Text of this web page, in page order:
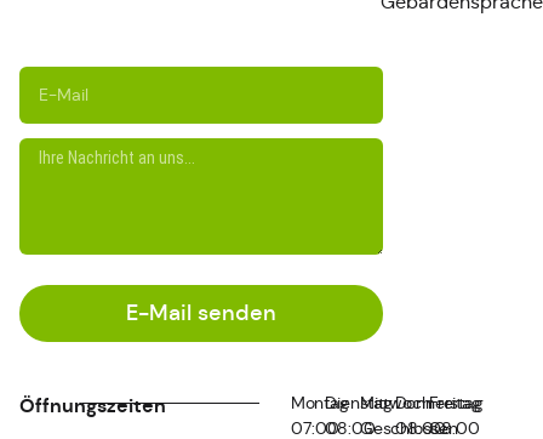
E-Mail senden
Öffnungszeiten
Montag
07:00
Dienstag
08:00
Mittwoch
Geschlossen
Donnerstag
08:00
Freitag
08:00